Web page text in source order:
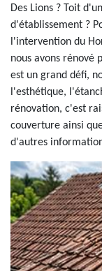
Des Lions ? Toit
d'établissement ?
l'intervention du
nous avons rénové
est un grand défi,
l'esthétique,
rénovation, c'est
couverture ainsi
d'autres